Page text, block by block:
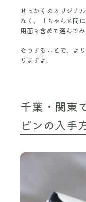
せっかくのオリジナ
なく、「ちゃんと間
用面も含めて選んでみ
そうすることで、よ
りますよ。
千葉・関東
ピンの入手